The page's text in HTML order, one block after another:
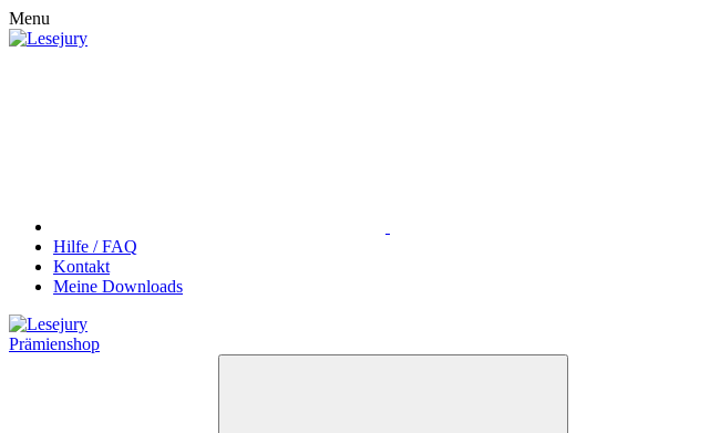
Menu
Hilfe / FAQ
Kontakt
Meine Downloads
Prämienshop